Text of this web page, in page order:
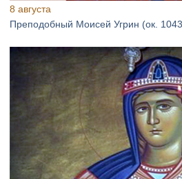
8 августа
Преподобный Моисей Угрин (ок.